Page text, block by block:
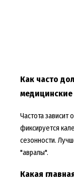
Как часто
Частота зависит
фиксируется
сезонности.
"авралы".
Какая